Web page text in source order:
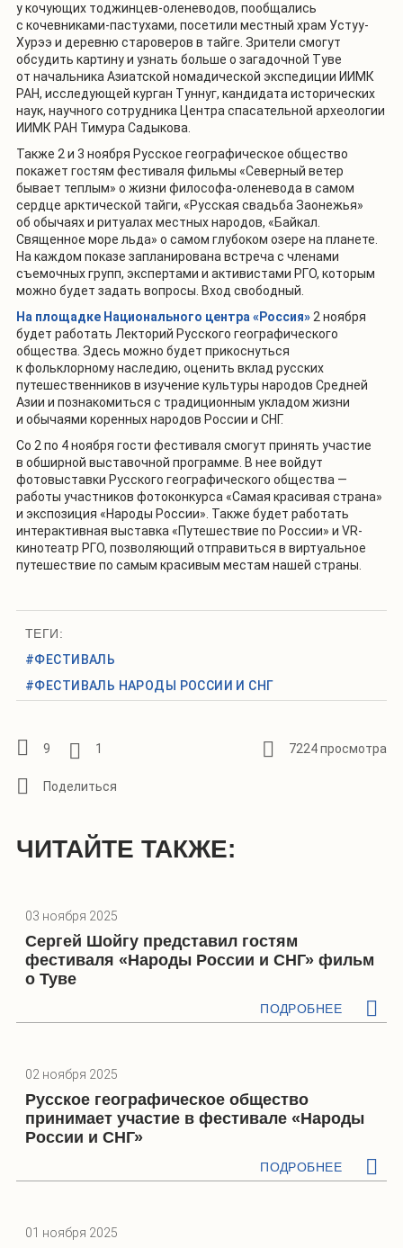
у кочующих тоджинцев-оленеводов, пообщались
с кочевниками-пастухами, посетили местный храм Устуу-
Хурээ и деревню староверов в тайге. Зрители смогут
обсудить картину и узнать больше о загадочной Туве
от начальника Азиатской номадической экспедиции ИИМК
РАН, исследующей курган Туннуг, кандидата исторических
наук, научного сотрудника Центра спасательной археологии
ИИМК РАН Тимура Садыкова.
Также 2 и 3 ноября Русское географическое общество
покажет гостям фестиваля фильмы «Северный ветер
бывает теплым» о жизни философа-оленевода в самом
сердце арктической тайги, «Русская свадьба Заонежья»
об обычаях и ритуалах местных народов, «Байкал.
Священное море льда» о самом глубоком озере на планете.
На каждом показе запланирована встреча с членами
съемочных групп, экспертами и активистами РГО, которым
можно будет задать вопросы. Вход свободный.
На площадке Национального центра «Россия»2 ноября
будет работать Лекторий Русского географического
общества. Здесь можно будет прикоснуться
к фольклорному наследию, оценить вклад русских
путешественников в изучение культуры народов Средней
Азии и познакомиться с традиционным укладом жизни
и обычаями коренных народов России и СНГ.
Со 2 по 4 ноября гости фестиваля смогут принять участие
в обширной выставочной программе. В нее войдут
фотовыставки Русского географического общества —
работы участников фотоконкурса «Самая красивая страна»
и экспозиция «Народы России». Также будет работать
интерактивная выставка «Путешествие по России» и VR-
кинотеатр РГО, позволяющий отправиться в виртуальное
путешествие по самым красивым местам нашей страны.
ТЕГИ:
#ФЕСТИВАЛЬ
#ФЕСТИВАЛЬ НАРОДЫ РОССИИ И СНГ
9 1 7224 просмотра
ЧИТАЙТЕ ТАКЖЕ:
03 ноября 2025
Сергей Шойгу представил гостям
фестиваля «Народы России и СНГ» фильм
о Туве
ПОДРОБНЕЕ
02 ноября 2025
Русское географическое общество
принимает участие в фестивале «Народы
России и СНГ»
ПОДРОБНЕЕ
01 ноября 2025